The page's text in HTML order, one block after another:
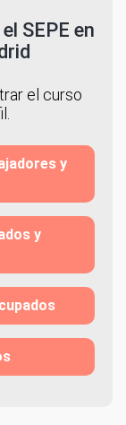
SEPE en
el curso
y
y